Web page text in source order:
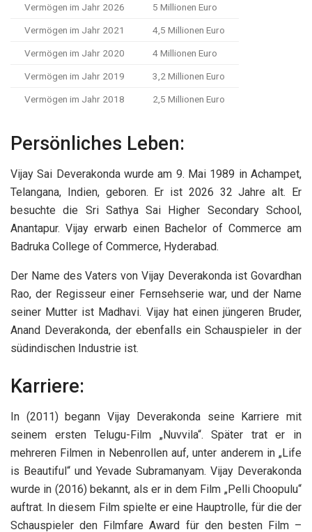
Vermögen im Jahr 2026 5 Millionen Euro
Vermögen im Jahr 2021 4,5 Millionen Euro
Vermögen im Jahr 2020 4 Millionen Euro
Vermögen im Jahr 2019 3,2 Millionen Euro
Vermögen im Jahr 2018 2,5 Millionen Euro
Persönliches Leben:
Vijay Sai Deverakonda wurde am 9. Mai 1989 in Achampet,
Telangana, Indien, geboren. Er ist 2026 32 Jahre alt. Er
besuchte die Sri Sathya Sai Higher Secondary School,
Anantapur. Vijay erwarb einen Bachelor of Commerce am
Badruka College of Commerce, Hyderabad.
Der Name des Vaters von Vijay Deverakonda ist Govardhan
Rao, der Regisseur einer Fernsehserie war, und der Name
seiner Mutter ist Madhavi. Vijay hat einen jüngeren Bruder,
Anand Deverakonda, der ebenfalls ein Schauspieler in der
südindischen Industrie ist.
Karriere:
In (2011) begann Vijay Deverakonda seine Karriere mit
seinem ersten Telugu-Film „Nuvvila“. Später trat er in
mehreren Filmen in Nebenrollen auf, unter anderem in „Life
is Beautiful“ und Yevade Subramanyam. Vijay Deverakonda
wurde in (2016) bekannt, als er in dem Film „Pelli Choopulu“
auftrat. In diesem Film spielte er eine Hauptrolle, für die der
Schauspieler den Filmfare Award für den besten Film –